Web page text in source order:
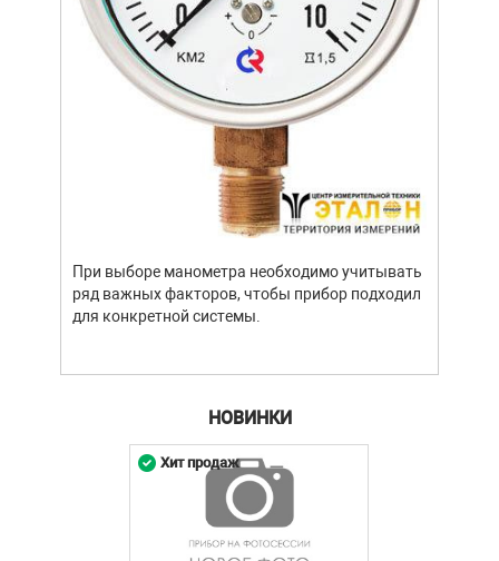
При выборе манометра необходимо учитывать
ряд важных факторов, чтобы прибор подходил
для конкретной системы.
НОВИНКИ
Хит продаж